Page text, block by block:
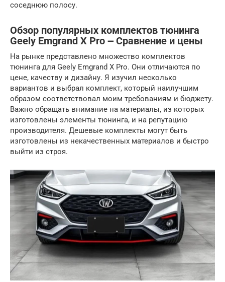
соседнюю полосу.
Обзор популярных комплектов тюнинга
Geely Emgrand X Pro ౼ Сравнение и цены
На рынке представлено множество комплектов
тюнинга для Geely Emgrand X Pro. Они отличаются по
цене, качеству и дизайну. Я изучил несколько
вариантов и выбрал комплект, который наилучшим
образом соответствовал моим требованиям и бюджету.
Важно обращать внимание на материалы, из которых
изготовлены элементы тюнинга, и на репутацию
производителя. Дешевые комплекты могут быть
изготовлены из некачественных материалов и быстро
выйти из строя.